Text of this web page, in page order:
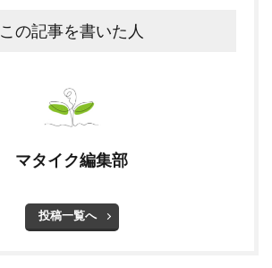
この記事を書いた人
マタイク編集部
投稿一覧へ